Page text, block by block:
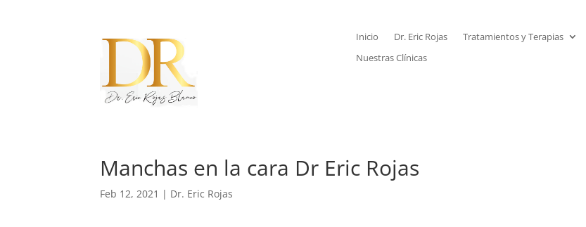
Inicio Dr. Eric Rojas Tratamientos y Terapias
Nuestras Clínicas
Manchas en la cara Dr Eric Rojas
Feb 12, 2021 | Dr. Eric Rojas